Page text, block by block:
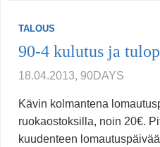
TALOUS
90-4 kulutus ja
18.04.2013, 90DAYS
Kävin kolmantena
ruokaostoksilla, noin 20€.
kuudenteen